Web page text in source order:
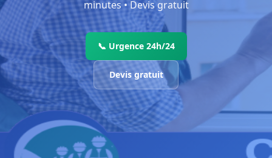
minutes • Devis gratuit
📞 Urgence 24h/24
Devis gratuit